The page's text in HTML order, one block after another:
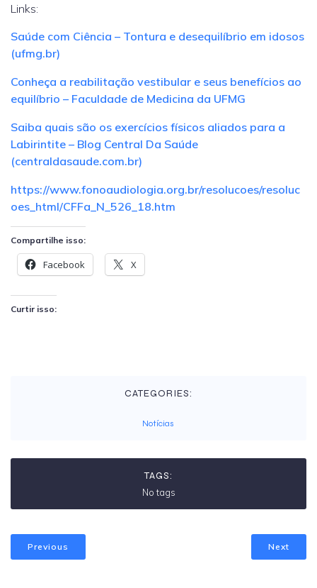
Links:
Saúde com Ciência – Tontura e desequilíbrio em idosos
(ufmg.br)
Conheça a reabilitação vestibular e seus benefícios ao
equilíbrio – Faculdade de Medicina da UFMG
Saiba quais são os exercícios físicos aliados para a
Labirintite – Blog Central Da Saúde
(centraldasaude.com.br)
https://www.fonoaudiologia.org.br/resolucoes/resoluc
oes_html/CFFa_N_526_18.htm
Compartilhe isso:
Facebook X
Curtir isso:
CATEGORIES:
Notícias
TAGS:
No tags
Previous Next